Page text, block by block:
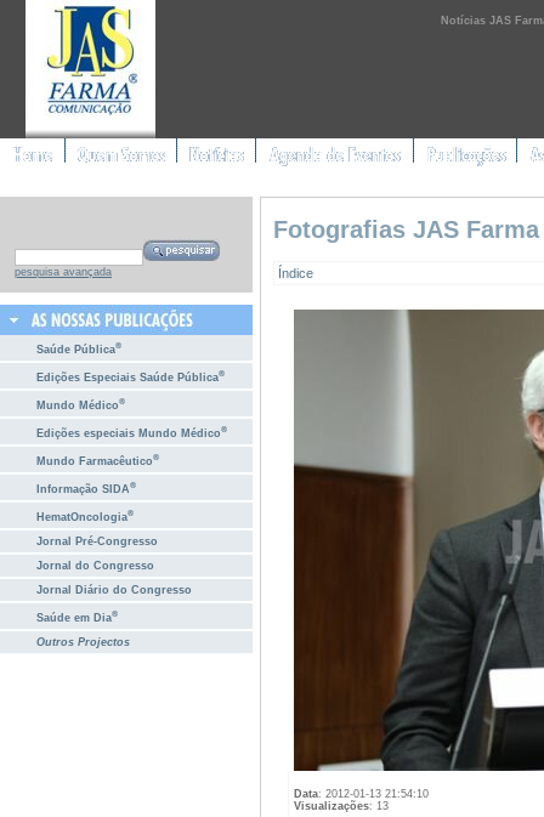
Notícias JAS
pesquisa avançada
Saúde Pública®
Edições Especiais Saúde Pública®
Mundo Médico®
Edições especiais Mundo Médico®
Mundo Farmacêutico®
Informação SIDA®
HematOncologia®
Jornal Pré-Congresso
Jornal do Congresso
Jornal Diário do Congresso
Saúde em Dia®
Outros Projectos
Fotografias JAS
Índice
Data: 2012-01-13 21:54:10
Visualizações: 13